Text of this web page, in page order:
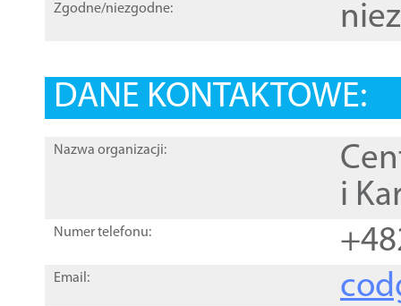
Zgodne/niezgodne:
DANE KONTAKTOWE:
Nazwa organizacji:
i
Numer telefonu:
Email: